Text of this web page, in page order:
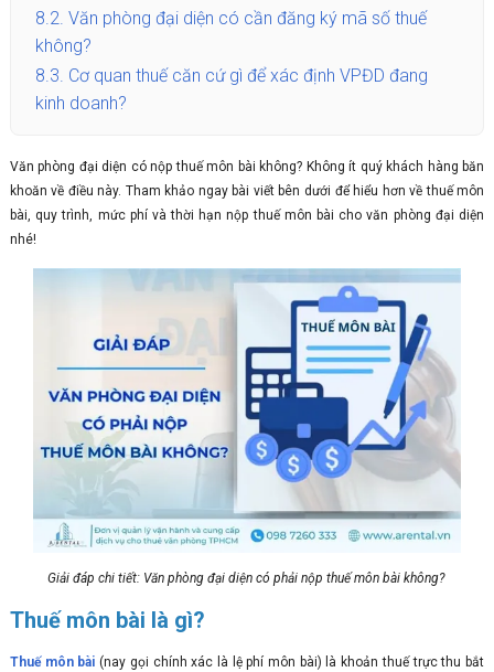
8.2. Văn phòng đại diện có cần đăng ký mã số thuế
không?
8.3. Cơ quan thuế căn cứ gì để xác định VPĐD đang
kinh doanh?
Văn phòng đại diện có nộp thuế môn bài không? Không ít quý khách hàng băn
khoăn về điều này. Tham khảo ngay bài viết bên dưới để hiểu hơn về thuế môn
bài, quy trình, mức phí và thời hạn nộp thuế môn bài cho văn phòng đại diện
nhé!
Giải đáp chi tiết: Văn phòng đại diện có phải nộp thuế môn bài không?
Thuế môn bài là gì?
Thuế môn bài (nay gọi chính xác là lệ phí môn bài) là khoản thuế trực thu bắt